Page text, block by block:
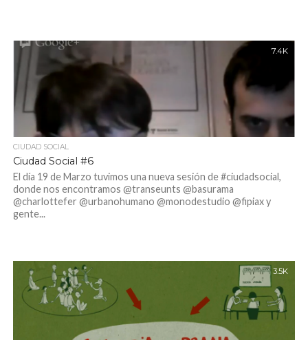
7.4K
CIUDAD SOCIAL
Ciudad Social #6
El día 19 de Marzo tuvimos una nueva sesión de #ciudadsocial,
donde nos encontramos @transeunts @basurama
@charlottefer @urbanohumano @monodestudio @fipiax y
gente...
3.5K